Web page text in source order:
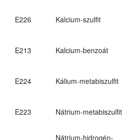
E226 Kalcium-szulfit
E213 Kalcium-benzoát
E224 Kálium-metabiszulfit
E223 Nátrium-metabiszulfit
Nátrium-hidrogén-